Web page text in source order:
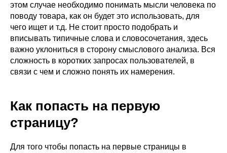
этом случае необходимо понимать мысли человека по
поводу товара, как он будет это использовать, для
чего ищет и т.д. Не стоит просто подобрать и
вписывать типичные слова и словосочетания, здесь
важно уклониться в сторону смыслового анализа. Вся
сложность в коротких запросах пользователей, в
связи с чем и сложно понять их намерения.
Как попасть на первую
страницу?
Для того чтобы попасть на первые страницы в